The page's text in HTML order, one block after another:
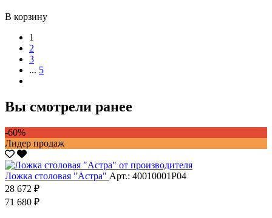
В корзину
1
2
3
... 5
Вы смотрели ранее
-60%
Лидер продаж
Ложка столовая "Астра" Арт.: 40010001Р04
28 672 ₽
71 680 ₽